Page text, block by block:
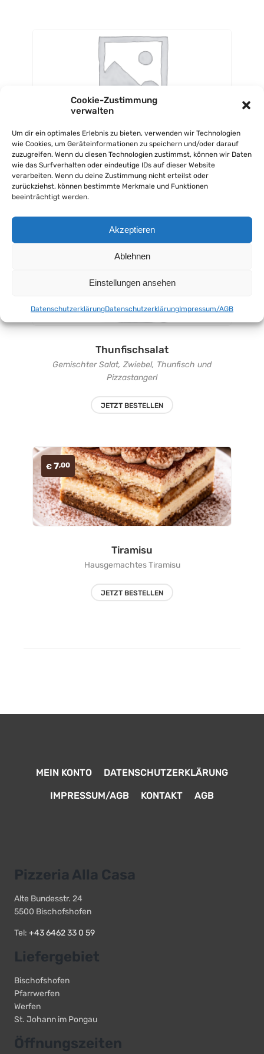
Cookie-Zustimmung
verwalten
Um dir ein optimales Erlebnis zu bieten, verwenden wir Technologien
wie Cookies, um Geräteinformationen zu speichern und/oder darauf
zuzugreifen. Wenn du diesen Technologien zustimmst, können wir Daten
wie das Surfverhalten oder eindeutige IDs auf dieser Website
verarbeiten. Wenn du deine Zustimmung nicht erteilst oder
zurückziehst, können bestimmte Merkmale und Funktionen
beeinträchtigt werden.
Akzeptieren
Ablehnen
Einstellungen ansehen
DatenschutzerklärungDatenschutzerklärungImpressum/AGB
Eistee Pfirsich + Einwegpfand 0,25
0,33 3,25 BESTELLEN
0,50 €3,75 BESTELLEN
Thunfischsalat
Gemischter Salat, Zwiebel, Thunfisch und
Pizzastangerl
JETZT BESTELLEN
Tiramisu
Hausgemachtes Tiramisu
€ 7,00
JETZT BESTELLEN
MEIN KONTO DATENSCHUTZERKLÄRUNG
IMPRESSUM/AGB KONTAKT AGB
Pizzeria Alla Casa
Alte Bundesstr. 24
5500 Bischofshofen
Tel:+43 6462 33 0 59
Liefergebiet
Bischofshofen
Pfarrwerfen
Werfen
St. Johann im Pongau
Öffnungszeiten